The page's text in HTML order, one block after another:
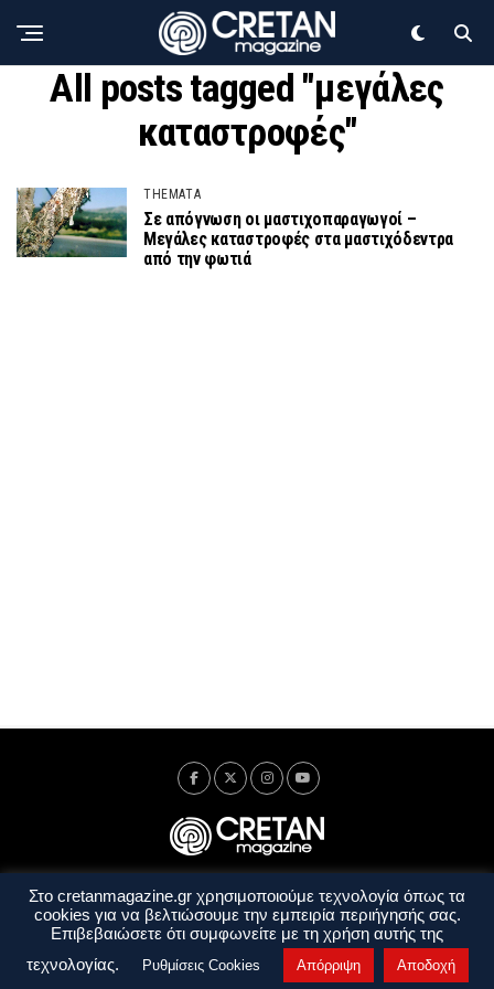
All posts tagged "μεγάλες
καταστροφές"
THEMATA
Σε απόγνωση οι μαστιχοπαραγωγοί –
Μεγάλες καταστροφές στα μαστιχόδεντρα
από την φωτιά
Ταυτότητα Πολιτική Απορρήτου
Όροι Χρήσης
Όροι και Προϋποθέσεις
Στο cretanmagazine.gr χρησιμοποιούμε τεχνολογία όπως τα
cookies για να βελτιώσουμε την εμπειρία περιήγησής σας.
Επιβεβαιώσετε ότι συμφωνείτε με τη χρήση αυτής της
τεχνολογίας.
Ρυθμίσεις Cookies Απόρριψη Αποδοχή